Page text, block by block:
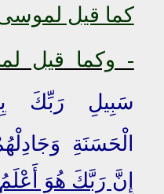
كما قيل
- وكما قيل
سَبِيلِ رَبِّكَ
الْحَسَنَةِ
إِنَّ رَبَّكَ هُوَ أَعْلَمُ